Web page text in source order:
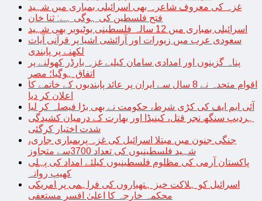
غزہ کی معروف شاعرہ بھی اسرائیلی بمباری میں شہید
فتح فلسطین کی ہوگی ہے: ثنا خان
اسرائیلی بمباری میں 12 سالہ فلسطینی یوٹیوبر بھی شہید
سعودی عرب میں زیورات اور آرائشی اشیا پر قرآنی آیات
لکھنے پر پابندی
پناہ گزینوں اور امدادی سامان کیلیے غزہ بارڈر کھولنے پر
اتفاق ہوگیا؛ مصر
اقوام متحدہ نے 8 سال سے ایران پر عائد پابندیوں کے خاتمے کا
اعلان کر دیا
آئی ایم ایف کی کڑی شرط، حکومت نے بھی بڑا فیصلہ کر لیا
ہردیپ سنگھ نجر قتل، کینیڈا اور بھارت کے درمیان کشیدگی
شدت اختیار کرگئی
جنگی جنون میں مبتلا اسرائیل کی غزہ پربمباری جاری،
شہید فلسطینیوں کی تعداد 3700سے متجاوز
پاکستان آرمی کی مظلوم فلسطینیوں کیلئے امداد کی پہلی
کھیپ روانہ
اسرائیل کو ہلاکت خیز ہتھیاروں کی فراہمی پر امریکی
محکمہ خارجہ کا اعلیٰ افسر مستعفی